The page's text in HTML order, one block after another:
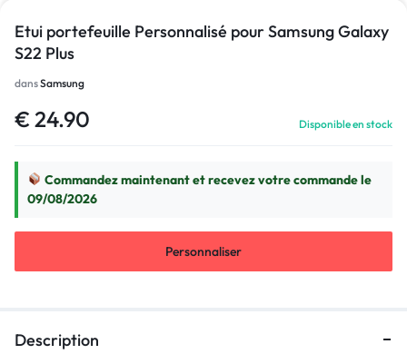
Etui portefeuille Personnalisé pour Samsung Galaxy
S22 Plus
dansSamsung
€ 24.90 Disponible en stock
Commandez maintenant et recevez votre commande le
09/08/2026
Personnaliser
Description